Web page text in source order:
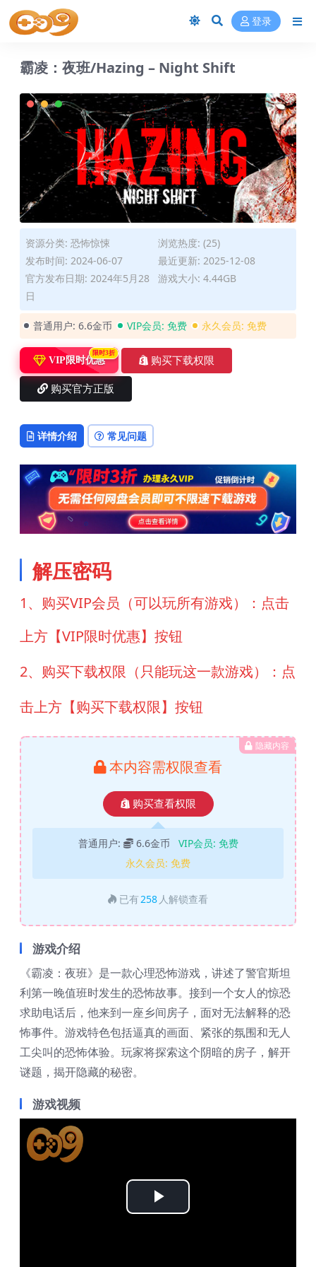
登录
霸凌：夜班/Hazing – Night Shift
资源分类: 恐怖惊悚
浏览热度: (25)
发布时间: 2024-06-07
最近更新: 2025-12-08
官方发布日期: 2024年5月28
日
游戏大小: 4.44GB
普通用户: 6.6金币 VIP会员: 免费 永久会员: 免费
VIP限时优惠
限时3折
购买下载权限
购买官方正版
详情介绍 常见问题
解压密码
1、购买VIP会员（可以玩所有游戏）：点击
上方【VIP限时优惠】按钮
2、购买下载权限（只能玩这一款游戏）：点
击上方【购买下载权限】按钮
隐藏内容
本内容需权限查看
购买查看权限
普通用户: 6.6金币 VIP会员: 免费
永久会员: 免费
已有258 人解锁查看
游戏介绍
《霸凌：夜班》是一款心理恐怖游戏，讲述了警官斯坦
利第一晚值班时发生的恐怖故事。接到一个女人的惊恐
求助电话后，他来到一座乡间房子，面对无法解释的恐
怖事件。游戏特色包括逼真的画面、紧张的氛围和无人
工尖叫的恐怖体验。玩家将探索这个阴暗的房子，解开
谜题，揭开隐藏的秘密。
游戏视频
Play